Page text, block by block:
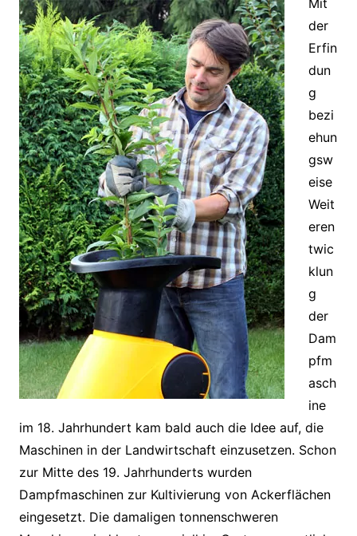
der
Erfin
dun
g
bezi
ehun
gsw
eise
Weit
eren
twic
klun
g
der
Dam
pfm
asch
ine
im 18. Jahrhundert kam bald auch die Idee auf, die
Maschinen in der Landwirtschaft einzusetzen. Schon
zur Mitte des 19. Jahrhunderts wurden
Dampfmaschinen zur Kultivierung von Ackerflächen
eingesetzt. Die damaligen tonnenschweren